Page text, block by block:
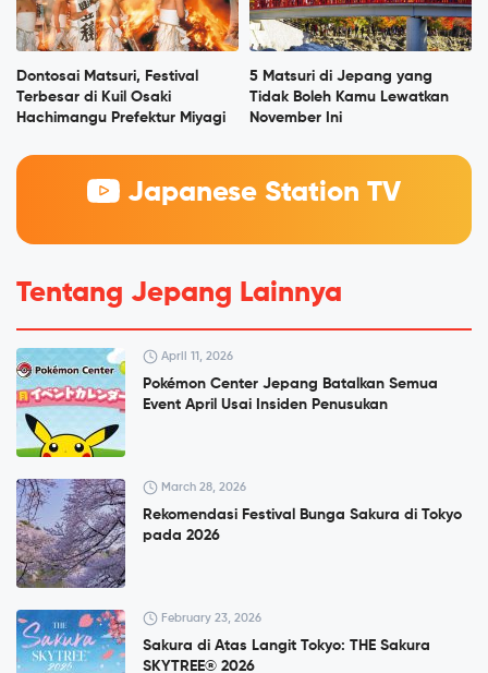
Dontosai Matsuri, Festival
Terbesar di Kuil Osaki
Hachimangu Prefektur Miyagi
5 Matsuri di Jepang yang
Tidak Boleh Kamu Lewatkan
November Ini
Japanese Station TV
Tentang Jepang Lainnya
April 11, 2026
Pokémon Center Jepang Batalkan Semua
Event April Usai Insiden Penusukan
March 28, 2026
Rekomendasi Festival Bunga Sakura di Tokyo
pada 2026
February 23, 2026
Sakura di Atas Langit Tokyo: THE Sakura
SKYTREE® 2026